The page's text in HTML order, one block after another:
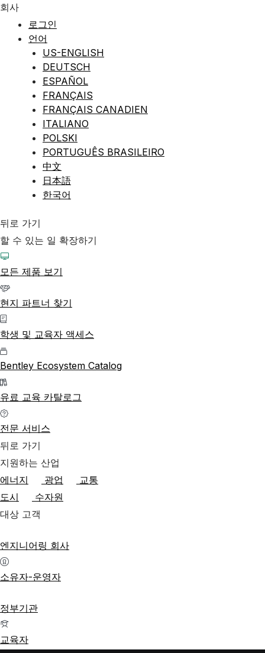
회사
로그인
언어
US-ENGLISH
DEUTSCH
ESPAÑOL
FRANÇAIS
FRANÇAIS CANADIEN
ITALIANO
POLSKI
PORTUGUÊS BRASILEIRO
中文
日本語
한국어
뒤로 가기
할 수 있는 일 확장하기
모든 제품 보기
현지 파트너 찾기
학생 및 교육자 액세스
Bentley Ecosystem Catalog
유료 교육 카탈로그
전문 서비스
뒤로 가기
지원하는 산업
에너지
광업
교통
도시
수자원
대상 고객
엔지니어링 회사
소유자-운영자
정부기관
교육자